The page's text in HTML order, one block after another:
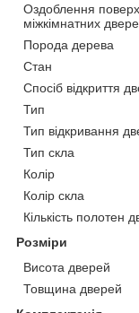
Оздоблення
міжкімнатних
Порода дерева
Стан
Спосіб відкриття
Тип
Тип відкривання
Тип скла
Колір
Колір скла
Кількість полотен
Розміри
Висота дверей
Товщина дверей